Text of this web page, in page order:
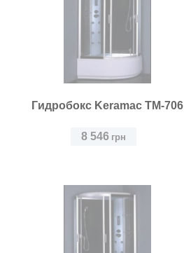
Гидробокс Keramac TM-706
8 546 грн